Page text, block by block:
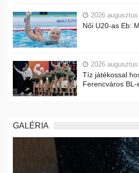
2026 augusztus
Női U20-as Eb:
2026 augusztus
Tíz játékossal
Ferencváros
GALÉRIA